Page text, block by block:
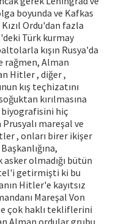
boyunda ve Kafkas
Ordu'dan fazla
Türk kurmay
kışın Rusya'da
rağmen, Alman
Hitler , diğer ,
kış teçhizatını
kırılmasına
biyografisini hiç
mareşal ve
, onları birer ikişer
olmadığı bütün
getirmişti ki bu
Hitler'e kayıtsız
Mareşal Von
çok haklı tekliflerini